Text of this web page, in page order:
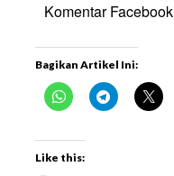
Komentar Facebook
Bagikan Artikel Ini:
Like this: